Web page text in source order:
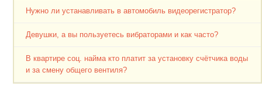
Нужно ли устанавливать в автомобиль видеорегистратор?
Девушки, а вы пользуетесь вибраторами и как часто?
В квартире соц. найма кто платит за установку счётчика воды
и за смену общего вентиля?